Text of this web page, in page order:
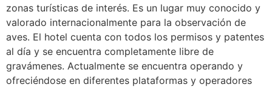
zonas turísticas de interés. Es un lugar muy conocido y
valorado internacionalmente para la observación de
aves. El hotel cuenta con todos los permisos y patentes
al día y se encuentra completamente libre de
gravámenes. Actualmente se encuentra operando y
ofreciéndose en diferentes plataformas y operadores